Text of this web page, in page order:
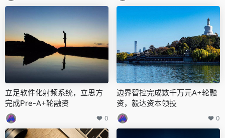
立足软件化射频系统，立思方
完成Pre-A+轮融资
0
边界智控完成数千万元A+轮融
资，毅达资本领投
0